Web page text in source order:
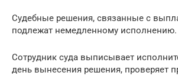
Судебные решения, связанные с
подлежат немедленному исполнению.
Сотрудник суда выписывает
день вынесения решения, проверяет